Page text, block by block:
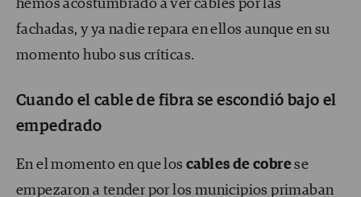
hemos acostumbrado a ver cables por las
fachadas, y ya nadie repara en ellos aunque en su
momento hubo sus críticas.
Cuando el cable de fibra se escondió bajo el
empedrado
En el momento en que los cables de cobre se
empezaron a tender por los municipios primaban